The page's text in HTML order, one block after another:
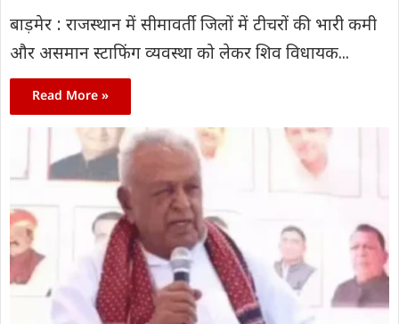
बाड़मेर : राजस्थान में सीमावर्ती जिलों में टीचरों की भारी कमी
और असमान स्टाफिंग व्यवस्था को लेकर शिव विधायक...
Read More »